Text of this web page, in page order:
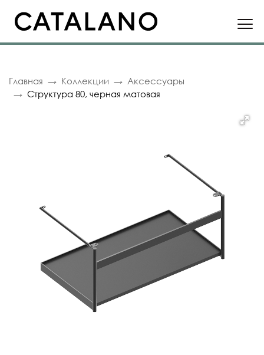
Главная Коллекции
Аксессуары
Структура 80, черная матовая